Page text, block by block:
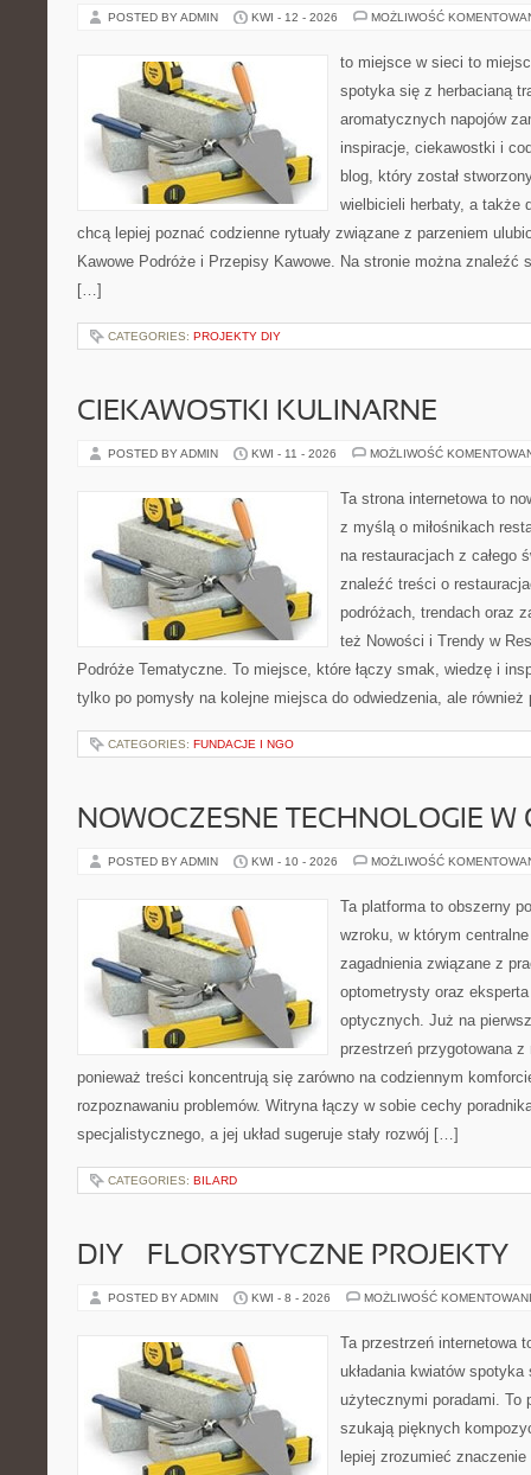
POSTED BY ADMIN KWI - 12 - 2026 MOŻLIWOŚĆ
to miejsce w sieci to
spotyka się z herbacianą
aromatycznych napojów
inspiracje, ciekawostki i
blog, który został
wielbicieli herbaty, a także
chcą lepiej poznać codzienne rytuały związane z parzeniem
Kawowe Podróże i Przepisy Kawowe. Na stronie można znaleźć
[…]
CATEGORIES: PROJEKTY DIY
CIEKAWOSTKI KULINARNE
POSTED BY ADMIN KWI - 11 - 2026 MOŻLIWOŚĆ
Ta strona internetowa to
z myślą o miłośnikach
na restauracjach z całego
znaleźć treści o
podróżach, trendach oraz
też Nowości i Trendy w
Podróże Tematyczne. To miejsce, które łączy smak, wiedzę i
tylko po pomysły na kolejne miejsca do odwiedzenia, ale
CATEGORIES: FUNDACJE I NGO
NOWOCZESNE TECHNOLOGIE W
POSTED BY ADMIN KWI - 10 - 2026 MOŻLIWOŚĆ
Ta platforma to obszerny
wzroku, w którym
zagadnienia związane z
optometrysty oraz
optycznych. Już na
przestrzeń przygotowana
ponieważ treści koncentrują się zarówno na codziennym
rozpoznawaniu problemów. Witryna łączy w sobie cechy
specjalistycznego, a jej układ sugeruje stały rozwój […]
CATEGORIES: BILARD
DIY – FLORYSTYCZNE PROJEKTY
POSTED BY ADMIN KWI - 8 - 2026 MOŻLIWOŚĆ
Ta przestrzeń internetowa
układania kwiatów
użytecznymi poradami. To
szukają pięknych
lepiej zrozumieć